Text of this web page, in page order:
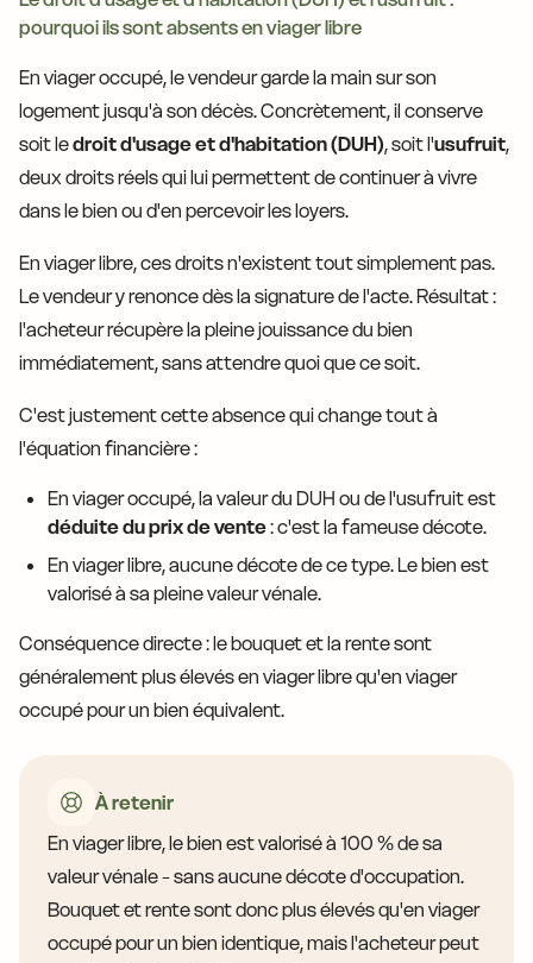
pourquoi ils sont absents en viager libre
En viager occupé, le vendeur garde la main sur son
logement jusqu'à son décès. Concrètement, il conserve
soit ledroit d'usage et d'habitation (DUH), soit l'usufruit,
deux droits réels qui lui permettent de continuer à vivre
dans le bien ou d'en percevoir les loyers.
En viager libre, ces droits n'existent tout simplement pas.
Le vendeur y renonce dès la signature de l'acte. Résultat :
l'acheteur récupère la pleine jouissance du bien
immédiatement, sans attendre quoi que ce soit.
C'est justement cette absence qui change tout à
l'équation financière :
En viager occupé, la valeur du DUH ou de l'usufruit est
déduite du prix de vente: c'est la fameuse décote.
En viager libre, aucune décote de ce type. Le bien est
valorisé à sa pleine valeur vénale.
Conséquence directe : le bouquet et la rente sont
généralement plus élevés en viager libre qu'en viager
occupé pour un bien équivalent.
À retenir
En viager libre, le bien est valorisé à 100 % de sa
valeur vénale - sans aucune décote d'occupation.
Bouquet et rente sont donc plus élevés qu'en viager
occupé pour un bien identique, mais l'acheteur peut